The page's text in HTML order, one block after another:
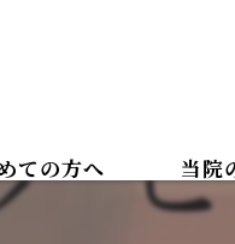
ての方へ 当院